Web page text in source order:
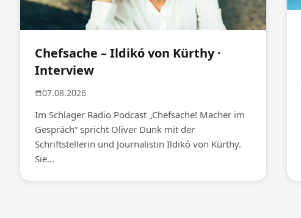
Chefsache – Ildikó von Kürthy ·
Interview
07.08.2026
Im Schlager Radio Podcast „Chefsache! Macher im
Gespräch“ spricht Oliver Dunk mit der
Schriftstellerin und Journalistin Ildikó von Kürthy.
Sie...